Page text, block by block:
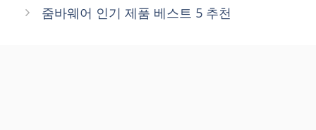
줌바웨어 인기 제품 베스트 5 추천